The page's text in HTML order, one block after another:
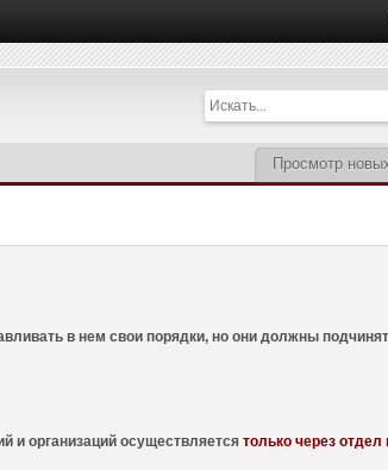
Просмотр
в нем свои порядки, но они должны
и организаций осуществляетсятолько через